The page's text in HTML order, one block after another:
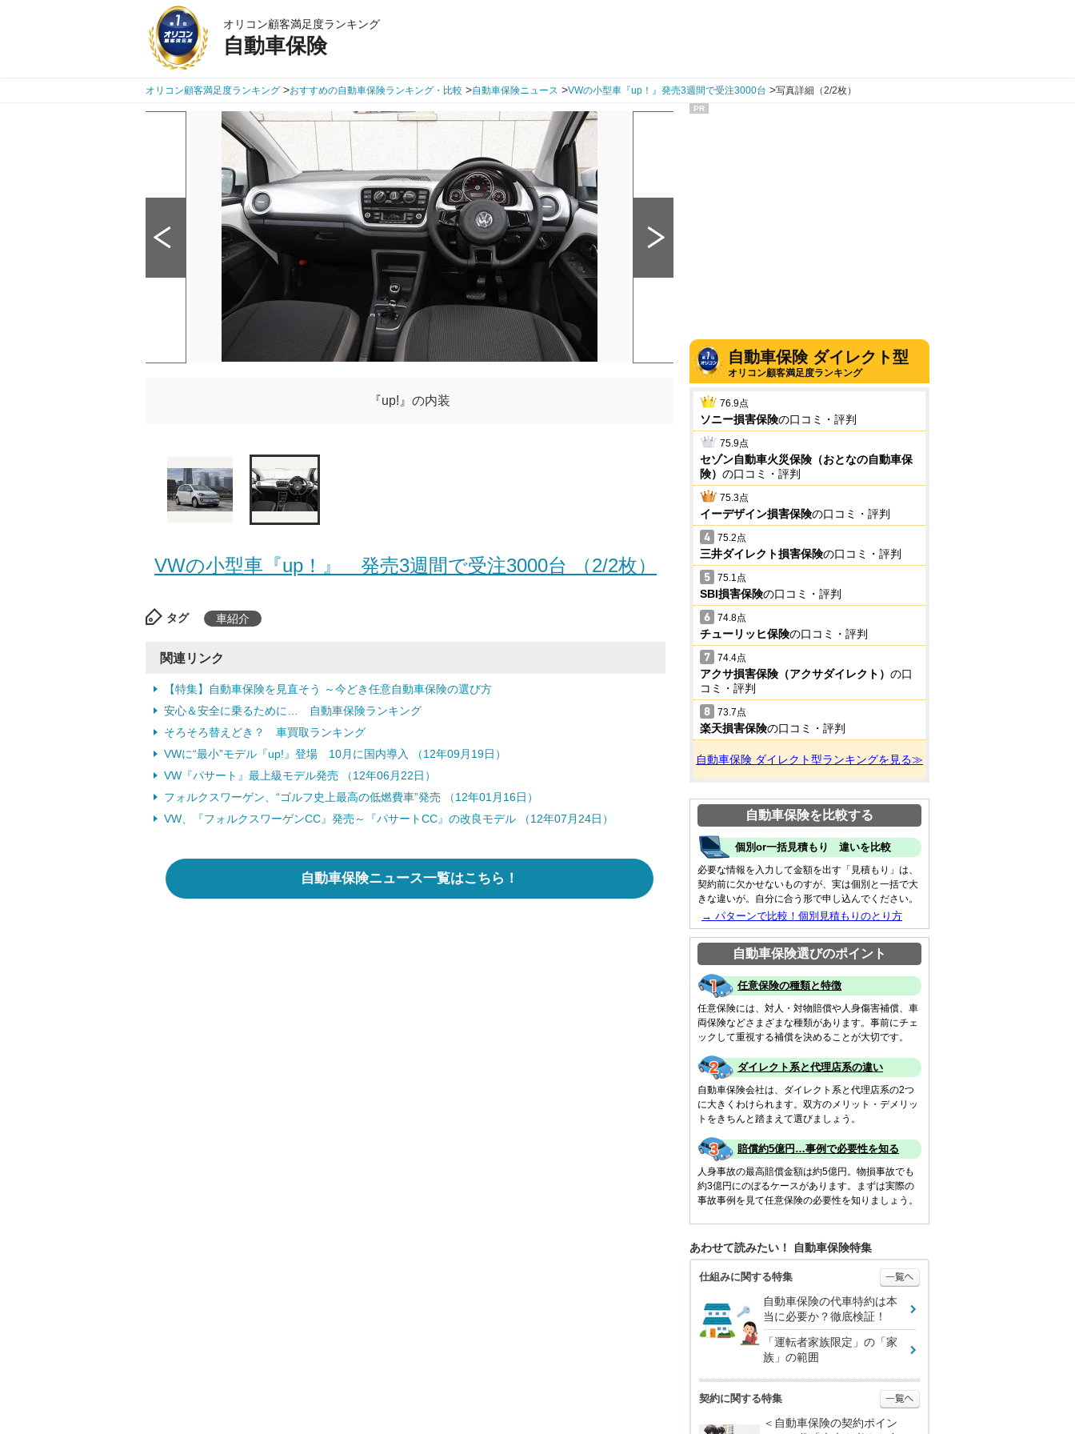
オリコン顧客満足度ランキング
自動車保険
オリコン顧客満足度ランキング >おすすめの自動車保険ランキング・比較 >自動車保険ニュース >VWの小型車『up！』発売3週間で受注3000台 >写真詳細（2/2枚）
『up!』の内装
VWの小型車『up！』 発売3週間で受注3000台 （2/2枚）
タグ 車紹介
関連リンク
【特集】自動車保険を見直そう ～今どき任意自動車保険の選び方
安心＆安全に乗るために… 自動車保険ランキング
そろそろ替えどき？ 車買取ランキング
VWに“最小”モデル『up!』登場 10月に国内導入 （12年09月19日）
VW『パサート』最上級モデル発売 （12年06月22日）
フォルクスワーゲン、“ゴルフ史上最高の低燃費車”発売 （12年01月16日）
VW、『フォルクスワーゲンCC』発売～『パサートCC』の改良モデル （12年07月24日）
自動車保険ニュース一覧はこちら！
PR
自動車保険 ダイレクト型
オリコン顧客満足度ランキング
76.9点
ソニー損害保険の口コミ・評判
75.9点
セゾン自動車火災保険（おとなの自動車保
険） の口コミ・評判
75.3点
イーデザイン損害保険の口コミ・評判
75.2点
三井ダイレクト損害保険の口コミ・評判
75.1点
SBI損害保険の口コミ・評判
74.8点
チューリッヒ保険の口コミ・評判
74.4点
アクサ損害保険（アクサダイレクト） の口
コミ・評判
73.7点
楽天損害保険の口コミ・評判
自動車保険 ダイレクト型ランキングを見る≫
自動車保険を比較する
個別or一括見積もり 違いを比較
必要な情報を入力して金額を出す「見積もり」は、
契約前に欠かせないものすが、実は個別と一括で大
きな違いが。自分に合う形で申し込んでください。
→ パターンで比較！個別見積もりのとり方
自動車保険選びのポイント
任意保険の種類と特徴
任意保険には、対人・対物賠償や人身傷害補償、車
両保険などさまざまな種類があります。事前にチェ
ックして重視する補償を決めることが大切です。
ダイレクト系と代理店系の違い
自動車保険会社は、ダイレクト系と代理店系の2つ
に大きくわけられます。双方のメリット・デメリッ
トをきちんと踏まえて選びましょう。
賠償約5億円…事例で必要性を知る
人身事故の最高賠償金額は約5億円。物損事故でも
約3億円にのぼるケースがあります。まずは実際の
事故事例を見て任意保険の必要性を知りましょう。
あわせて読みたい！ 自動車保険特集
仕組みに関する特集
自動車保険の代車特約は本
当に必要か？徹底検証！
「運転者家族限定」の「家
族」の範囲
契約に関する特集
＜自動車保険の契約ポイン